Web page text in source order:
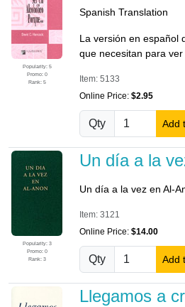
Popularity: 5
Promo: 0
Rank: 5
Spanish Translation
La versión en español
que necesitan para
Item: 5133
Online Price: $2.95
Qty Add
Popularity: 3
Promo: 0
Rank: 3
Un día a la
Un día a la vez en Al-
Item: 3121
Online Price: $14.00
Qty Add
Llegamos a